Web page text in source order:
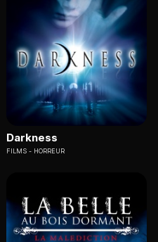
Darkness
FILMS HORREUR